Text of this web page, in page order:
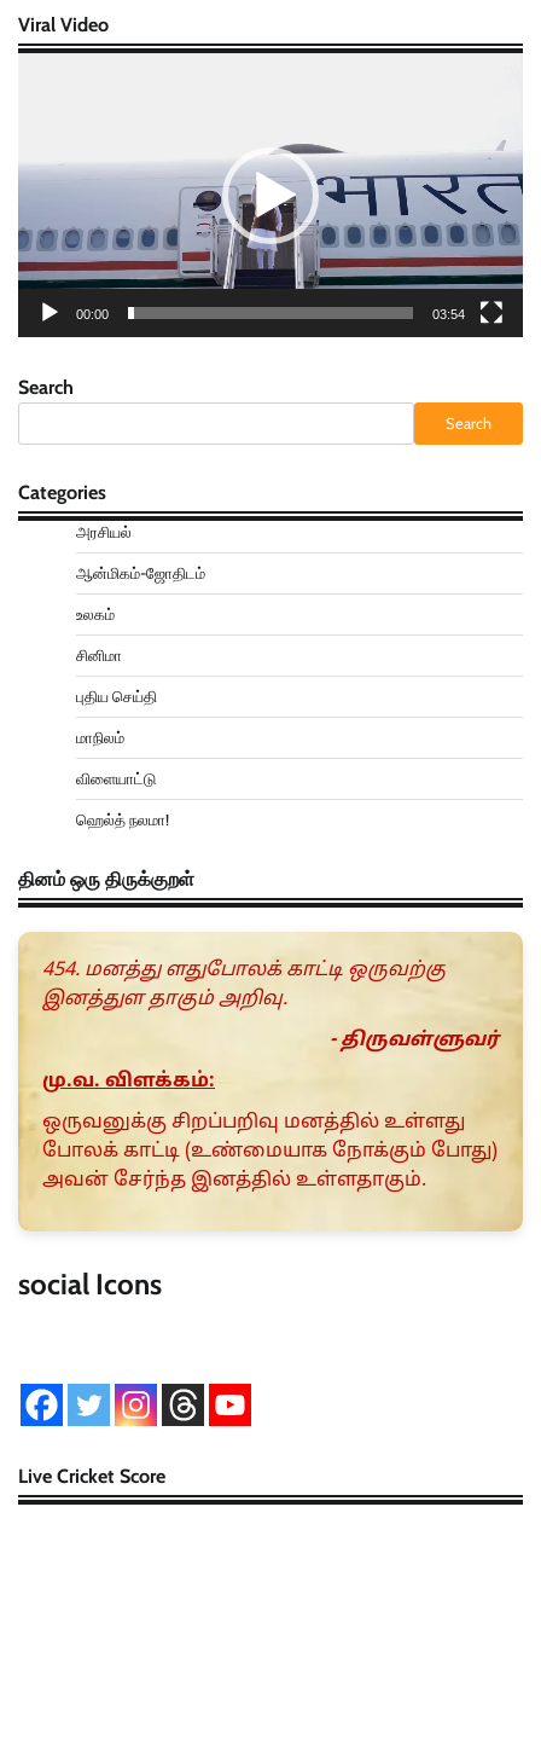
Viral Video
00:00 03:54
Search
Search
Categories
அரசியல்
ஆன்மிகம்-ஜோதிடம்
உலகம்
சினிமா
புதிய செய்தி
மாநிலம்
விளையாட்டு
ஹெல்த் நலமா!
தினம் ஒரு திருக்குறள்
454. மனத்து ளதுபோலக் காட்டி ஒருவற்கு
இனத்துள தாகும் அறிவு.
- திருவள்ளுவர்
மு.வ. விளக்கம்:
ஒருவனுக்கு சிறப்பறிவு மனத்தில் உள்ளது
போலக் காட்டி (உண்மையாக நோக்கும் போது)
அவன் சேர்ந்த இனத்தில் உள்ளதாகும்.
social Icons
Live Cricket Score